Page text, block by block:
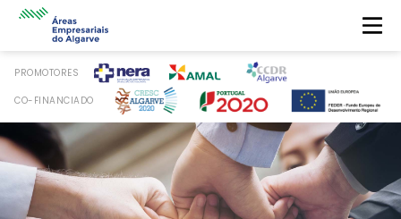
PROMOTORES
CO-FINANCIADO